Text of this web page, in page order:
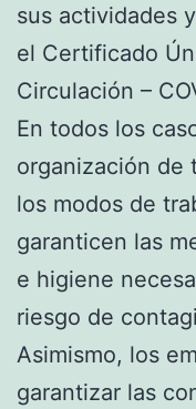
sus actividades
el Certificado
Circulación –
En todos los
organización de
los modos de
garanticen las
e higiene
riesgo de
Asimismo, los
garantizar las